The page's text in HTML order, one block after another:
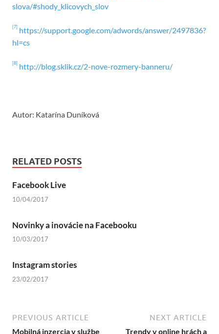
slova/#shody_klicovych_slov
[7] https://support.google.com/adwords/answer/2497836?
hl=cs
[8] http://blog.sklik.cz/2-nove-rozmery-banneru/
Autor: Katarína Duníková
RELATED POSTS
Facebook Live
10/04/2017
Novinky a inovácie na Facebooku
10/03/2017
Instagram stories
23/02/2017
PREVIOUS ARTICLE
Mobilná inzercia v službe
NEXT ARTICLE
Trendy v online hrách a